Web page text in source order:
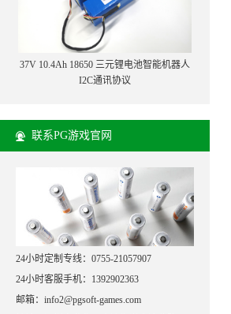
37V 10.4Ah 18650 三元锂电池智能机器人
I2C通讯协议
联系PG游戏官网
24小时定制专线：0755-21057907
24小时客服手机：1392902363
邮箱：info2@pgsoft-games.com